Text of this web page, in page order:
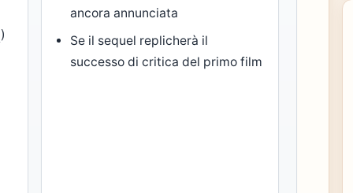
)
ancora annunciata
Se il sequel replicherà il
successo di critica del primo film